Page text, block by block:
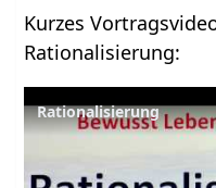
Kurzes
Rationalisierung‏‎:
Rationalisierung‏‎